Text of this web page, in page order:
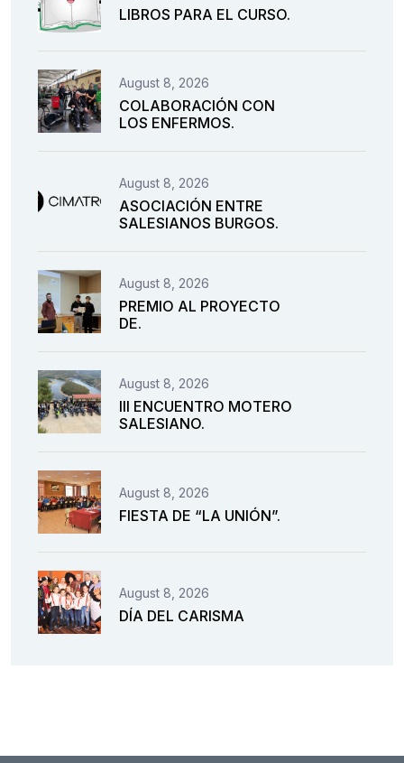
LIBROS PARA EL CURSO.
August 8, 2026
COLABORACIÓN CON
LOS ENFERMOS.
August 8, 2026
ASOCIACIÓN ENTRE
SALESIANOS BURGOS.
August 8, 2026
PREMIO AL PROYECTO
DE.
August 8, 2026
III ENCUENTRO MOTERO
SALESIANO.
August 8, 2026
FIESTA DE “LA UNIÓN”.
August 8, 2026
DÍA DEL CARISMA